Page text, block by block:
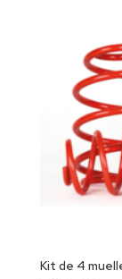
Kit de 4